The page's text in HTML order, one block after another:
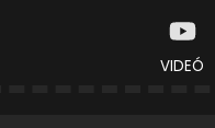
VIDEÓ